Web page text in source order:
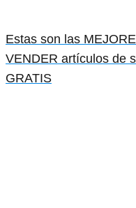
Estas son las
VENDER artículos de
GRATIS